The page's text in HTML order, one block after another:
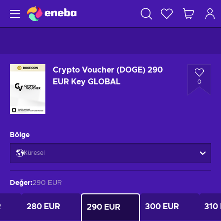
Crypto Voucher (DOGE) 290
EUR Key GLOBAL
0
Bölge
Küresel
Değer:290 EUR
280 EUR 290 EUR 300 EUR 310